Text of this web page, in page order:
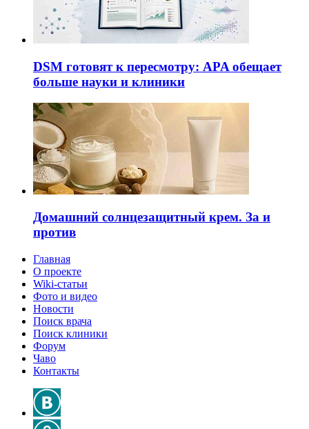
DSM готовят к пересмотру: APA обещает
больше науки и клиники
Домашний солнцезащитный крем. За и
против
Главная
О проекте
Wiki-статьи
Фото и видео
Новости
Поиск врача
Поиск клиники
Форум
Чаво
Контакты